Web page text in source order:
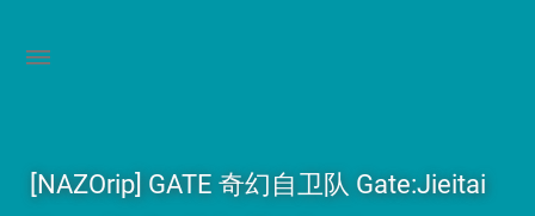
[NAZOrip] GATE 奇幻自卫队 Gate:Jieitai